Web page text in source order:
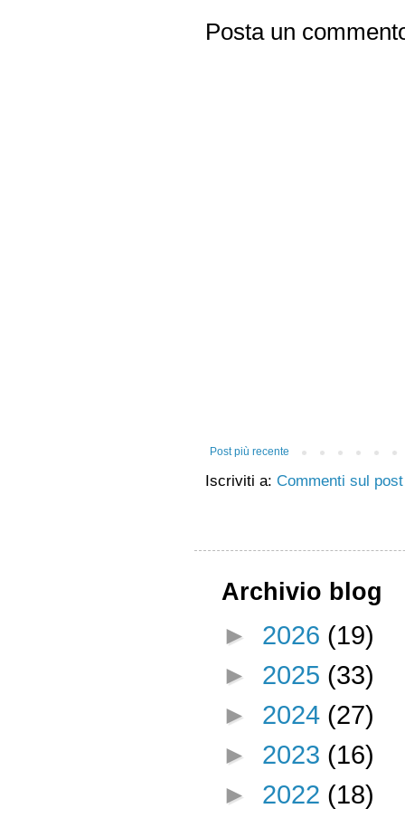
Posta un
Post più recente
Iscriviti a: Commenti sul
Archivio blog
► 2026 (19)
► 2025 (33)
► 2024 (27)
► 2023 (16)
► 2022 (18)